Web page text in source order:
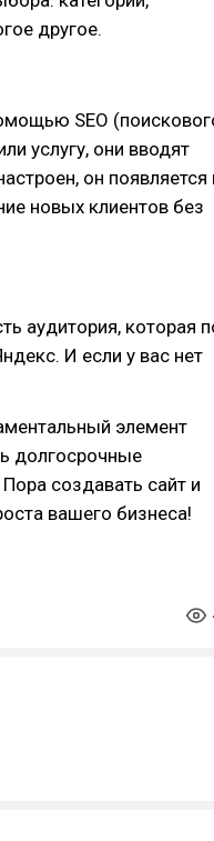
другое.
SEO
услугу, они вводят
он появляется
новых клиентов без
аудитория, которая
И если у вас нет
элемент
долгосрочные
создавать сайт и
вашего бизнеса!